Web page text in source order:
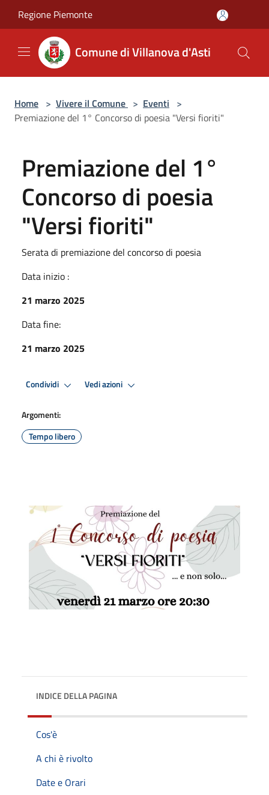
Regione Piemonte
Comune di Villanova d'Asti
Home > Vivere il Comune > Eventi >
Premiazione del 1° Concorso di poesia "Versi fioriti"
Premiazione del 1°
Concorso di poesia
"Versi fioriti"
Serata di premiazione del concorso di poesia
Data inizio :
21 marzo 2025
Data fine:
21 marzo 2025
Condividi Vedi azioni
Argomenti:
Tempo libero
INDICE DELLA PAGINA
Cos'è
A chi è rivolto
Date e Orari